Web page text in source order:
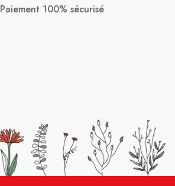
Paiement 100% sécurisé